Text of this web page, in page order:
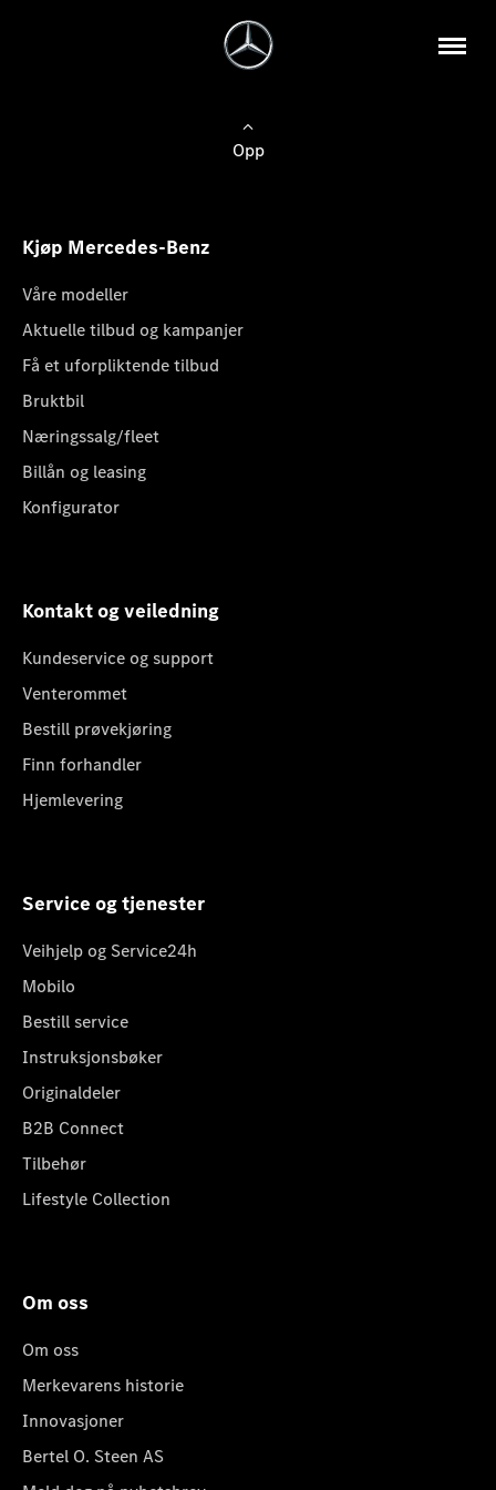
Opp
Kjøp Mercedes-Benz
Våre modeller
Aktuelle tilbud og kampanjer
Få et uforpliktende tilbud
Bruktbil
Næringssalg/fleet
Billån og leasing
Konfigurator
Kontakt og veiledning
Kundeservice og support
Venterommet
Bestill prøvekjøring
Finn forhandler
Hjemlevering
Service og tjenester
Veihjelp og Service24h
Mobilo
Bestill service
Instruksjonsbøker
Originaldeler
B2B Connect
Tilbehør
Lifestyle Collection
Om oss
Om oss
Merkevarens historie
Innovasjoner
Bertel O. Steen AS